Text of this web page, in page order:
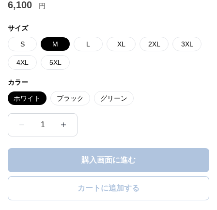
6,100 円
サイズ
S M L XL 2XL 3XL
4XL 5XL
カラー
ホワイト ブラック グリーン
1
購入画面に進む
カートに追加する